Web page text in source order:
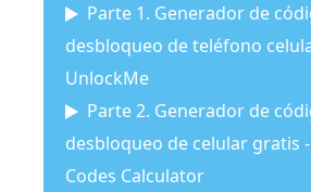
Parte 1. Generador de
desbloqueo de teléfono
UnlockMe
Parte 2. Generador de
desbloqueo de celular gratis
Codes Calculator